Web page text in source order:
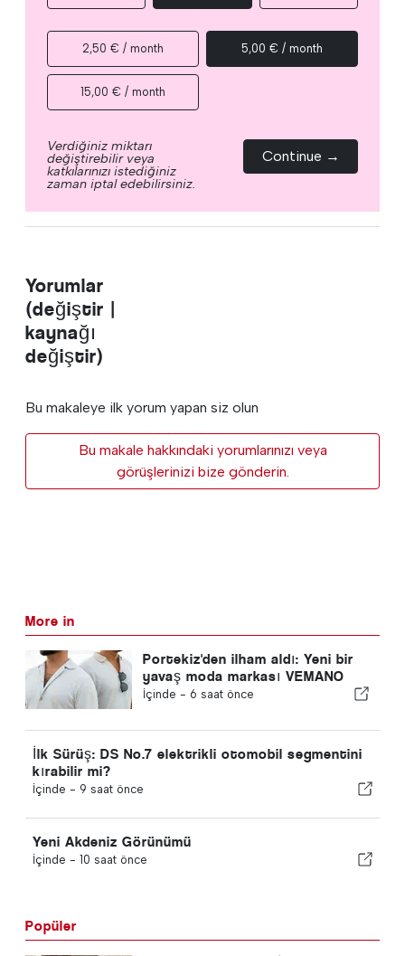
2,50 € / month 5,00 € / month
15,00 € / month
Verdiğiniz miktarı
değiştirebilir veya
katkılarınızı istediğiniz
zaman iptal edebilirsiniz.
Continue →
Yorumlar
(değiştir |
kaynağı
değiştir)
Bu makaleye ilk yorum yapan siz olun
Bu makale hakkındaki yorumlarınızı veya
görüşlerinizi bize gönderin.
More in
Portekiz'den ilham aldı: Yeni bir
yavaş moda markası VEMANO
İçinde - 6 saat önce
İlk Sürüş: DS No.7 elektrikli otomobil segmentini
kırabilir mi?
İçinde - 9 saat önce
Yeni Akdeniz Görünümü
İçinde - 10 saat önce
Popüler